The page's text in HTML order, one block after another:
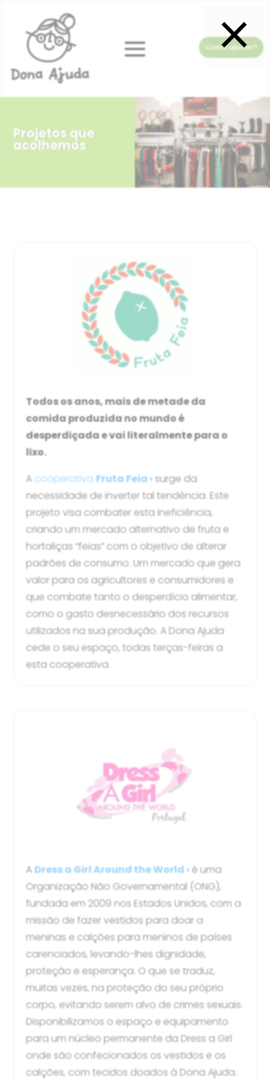
Como ajudar?
Projetos que
acolhemos
Todos os anos, mais de metade da
comida produzida no mundo é
desperdiçada e vai literalmente para o
lixo.
AcooperativaFruta Feia ›surge da
necessidade de inverter tal tendência. Este
projeto visa combater esta ineficiência,
criando um mercado alternativo de fruta e
hortaliças “feias” com o objetivo de alterar
padrões de consumo. Um mercado que gera
valor para os agricultores e consumidores e
que combate tanto o desperdício alimentar,
como o gasto desnecessário dos recursos
utilizados na sua produção. A Dona Ajuda
cede o seu espaço, todas terças-feiras a
esta cooperativa.
ADress a Girl Around the World ›é uma
Organização Não Governamental (ONG),
fundada em 2009 nos Estados Unidos, com a
missão de fazer vestidos para doar a
meninas e calções para meninos de países
carenciados, levando-lhes dignidade,
proteção e esperança. O que se traduz,
muitas vezes, na proteção do seu próprio
corpo, evitando serem alvo de crimes sexuais.
Disponibilizamos o espaço e equipamento
para um núcleo permanente da Dress a Girl
onde são confecionados os vestidos e os
calções, com tecidos doados à Dona Ajuda.
×